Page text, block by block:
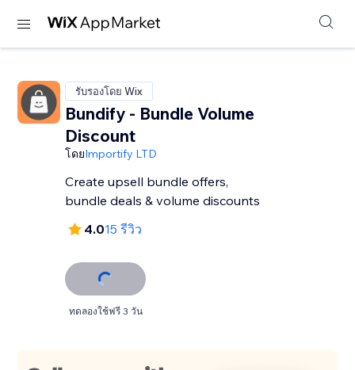
รับรองโดย Wix
Bundify - Bundle Volume
Discount
โดยImportify LTD
Create upsell bundle offers,
bundle deals & volume discounts
4.015 รีวิว
ทดลองใช้ฟรี 3 วัน